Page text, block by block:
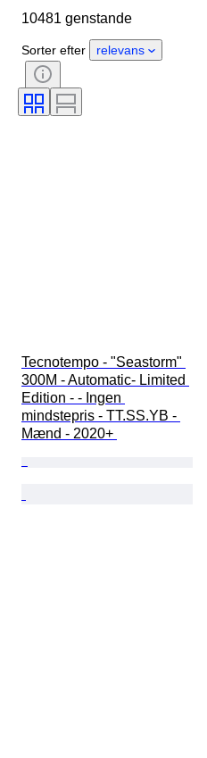
Oprindelsesland
Tilstand
Certificering
Sprog
Urremmens materiale
10481 genstande
Sorter efter relevans
Tecnotempo - "Seastorm"
300M - Automatic- Limited
Edition - - Ingen
mindstepris - TT.SS.YB -
Mænd - 2020+